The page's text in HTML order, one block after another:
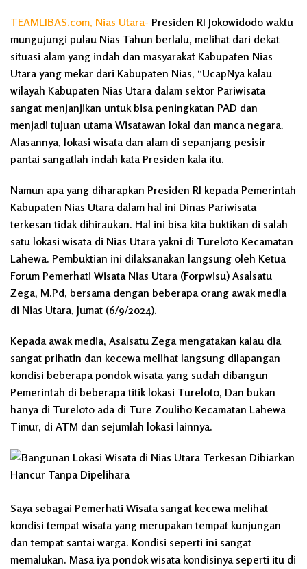
TEAMLIBAS.com, Nias Utara- Presiden RI Jokowidodo waktu
mungujungi pulau Nias Tahun berlalu, melihat dari dekat
situasi alam yang indah dan masyarakat Kabupaten Nias
Utara yang mekar dari Kabupaten Nias, “UcapNya kalau
wilayah Kabupaten Nias Utara dalam sektor Pariwisata
sangat menjanjikan untuk bisa peningkatan PAD dan
menjadi tujuan utama Wisatawan lokal dan manca negara.
Alasannya, lokasi wisata dan alam di sepanjang pesisir
pantai sangatlah indah kata Presiden kala itu.
Namun apa yang diharapkan Presiden RI kepada Pemerintah
Kabupaten Nias Utara dalam hal ini Dinas Pariwisata
terkesan tidak dihiraukan. Hal ini bisa kita buktikan di salah
satu lokasi wisata di Nias Utara yakni di Tureloto Kecamatan
Lahewa. Pembuktian ini dilaksanakan langsung oleh Ketua
Forum Pemerhati Wisata Nias Utara (Forpwisu) Asalsatu
Zega, M.Pd, bersama dengan beberapa orang awak media
di Nias Utara, Jumat (6/9/2024).
Kepada awak media, Asalsatu Zega mengatakan kalau dia
sangat prihatin dan kecewa melihat langsung dilapangan
kondisi beberapa pondok wisata yang sudah dibangun
Pemerintah di beberapa titik lokasi Tureloto, Dan bukan
hanya di Tureloto ada di Ture Zouliho Kecamatan Lahewa
Timur, di ATM dan sejumlah lokasi lainnya.
Saya sebagai Pemerhati Wisata sangat kecewa melihat
kondisi tempat wisata yang merupakan tempat kunjungan
dan tempat santai warga. Kondisi seperti ini sangat
memalukan. Masa iya pondok wisata kondisinya seperti itu di